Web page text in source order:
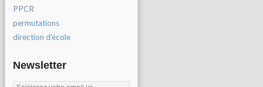
PPCR
permutations
direction d'école
Newsletter